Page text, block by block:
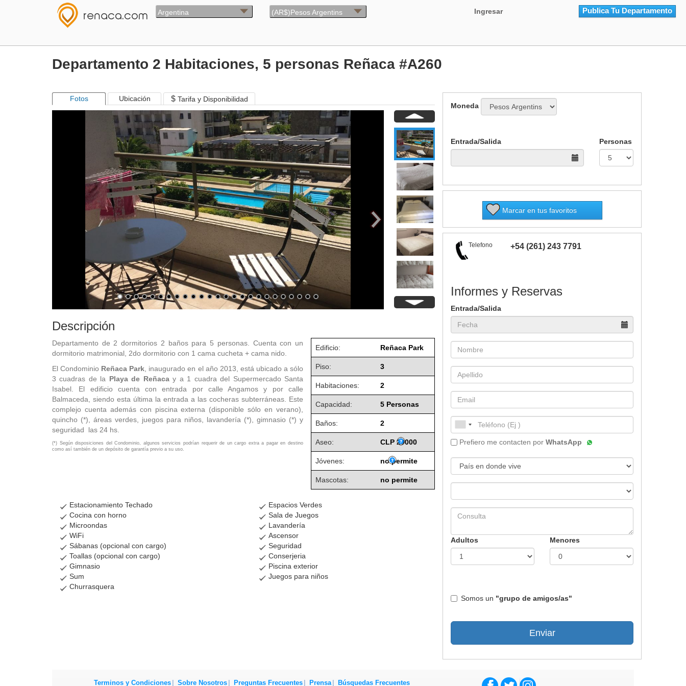
Reñaca
Ingresar
Argentina (AR$)Pesos Argentins Publica Tu Departamento
Departamento 2 Habitaciones, 5 personas Reñaca #A260
Fotos Ubicación $ Tarifa y Disponibilidad
Descripción
Edificio: Reñaca Park
Piso: 3
Habitaciones: 2
Capacidad: 5 Personas
Baños: 2
Aseo: CLP 20000
Jóvenes: no permite
Mascotas: no permite
Departamento de 2 dormitorios 2 baños para 5 personas. Cuenta con un
dormitorio matrimonial, 2do dormitorio con 1 cama cucheta + cama nido.
El Condominio Reñaca Park , inaugurado en el año 2013, está ubicado a sólo
3 cuadras de la Playa de Reñacay a 1 cuadra del Supermercado Santa
Isabel. El edificio cuenta con entrada por calle Angamos y por calle
Balmaceda, siendo esta última la entrada a las cocheras subterráneas. Este
complejo cuenta además con piscina externa (disponible sólo en verano),
quincho (*), áreas verdes, juegos para niños, lavandería (*), gimnasio (*) y
seguridad las 24 hs.
(*) Según disposiciones del Condominio, algunos servicios podrían requerir de un cargo extra a pagar en destino
como así también de un depósito de garantía previo a su uso.
Estacionamiento Techado
Cocina con horno
Microondas
WiFi
Sábanas (opcional con cargo)
Toallas (opcional con cargo)
Gimnasio
Sum
Churrasquera
Espacios Verdes
Sala de Juegos
Lavandería
Ascensor
Seguridad
Conserjeria
Piscina exterior
Juegos para niños
Moneda
Entrada/Salida Personas
Marcar en tus favoritos
Telefono +54 (261) 243 7791
Informes y Reservas
Entrada/Salida
Prefiero me contacten por WhatsApp
Adultos Menores
Somos un "grupo de amigos/as"
Enviar
Terminos y Condiciones Sobre Nosotros Preguntas Frecuentes Prensa Búsquedas Frecuentes